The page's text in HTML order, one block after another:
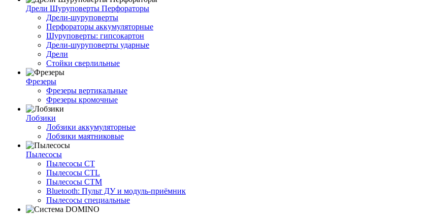
Дрели Шуруповерты Перфораторы
Дрели-шуруповерты
Перфораторы аккумуляторные
Шуруповерты: гипсокартон
Дрели-шуруповерты ударные
Дрели
Стойки сверлильные
Фрезеры
Фрезеры вертикальные
Фрезеры кромочные
Лобзики
Лобзики аккумуляторные
Лобзики маятниковые
Пылесосы
Пылесосы CT
Пылесосы CTL
Пылесосы CTM
Bluetooth: Пульт ДУ и модуль-приёмник
Пылесосы специальные